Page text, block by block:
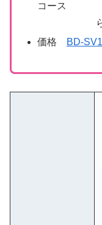
コース
らくメ
価格
BD-